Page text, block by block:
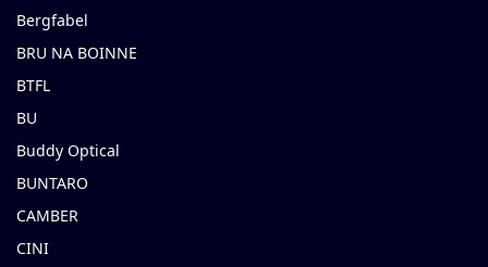
Bergfabel
BRU NA BOINNE
BTFL
BU
Buddy Optical
BUNTARO
CAMBER
CINI